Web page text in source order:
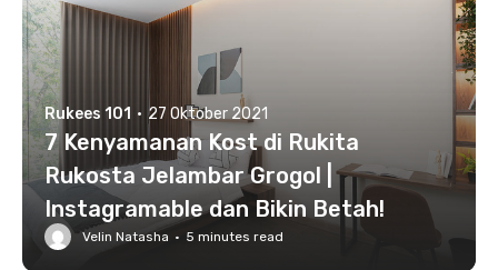
Rukees 101 · 27 Oktober 2021
7 Kenyamanan Kost di Rukita
Rukosta Jelambar Grogol |
Instagramable dan Bikin Betah!
Velin Natasha · 5 minutes read